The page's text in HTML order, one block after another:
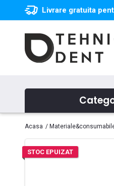
Livrare gratuita
Acasa
STOC EPUIZAT